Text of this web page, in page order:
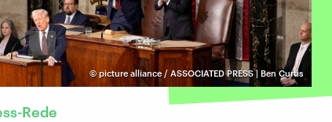
© picture alliance / ASSOCIATED PRESS | Ben Curtis
Rede